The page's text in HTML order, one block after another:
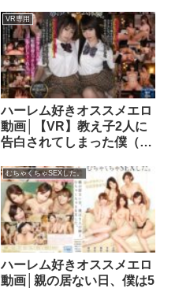
VR専用
ハーレム好きオススメエロ
動画│【VR】教え子2人に
告白されてしまった僕（教
事が好きなの？」 選べな
い僕は2人と溺れるように
セックスしてしまいまし
た。atvr00054
むちゃくちゃSEXした。
ハーレム好きオススメエロ
動画│親の居ない日、僕は5